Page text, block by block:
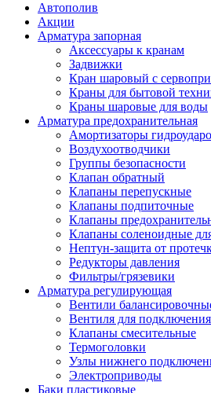
Автополив
Акции
Арматура запорная
Аксессуары к кранам
Задвижки
Кран шаровый с
Краны для бытовой
Краны шаровые для воды
Арматура предохранительная
Амортизаторы
Воздухоотводчики
Группы безопасности
Клапан обратный
Клапаны перепускные
Клапаны подпиточные
Клапаны
Клапаны соленоидные
Нептун-защита от
Редукторы давления
Фильтры/грязевики
Арматура регулирующая
Вентили
Вентиля для
Клапаны смесительные
Термоголовки
Узлы нижнего
Электроприводы
Баки пластиковые